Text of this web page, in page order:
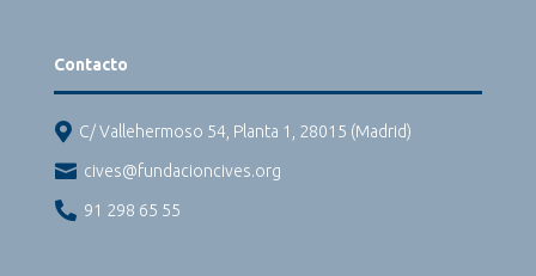
Contacto
 C/ Vallehermoso 54, Planta 1, 28015 (Madrid)
 cives@fundacioncives.org
 91 298 65 55